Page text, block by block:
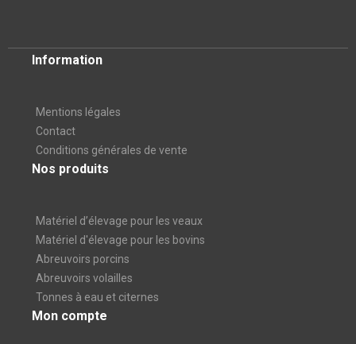
Information
Mentions légales
Contact
Conditions générales de vente
Nos produits
Matériel d’élevage pour les veaux
Matériel d'élevage pour les bovins
Abreuvoirs porcins
Abreuvoirs volailles
Tonnes à eau et citernes
Mon compte